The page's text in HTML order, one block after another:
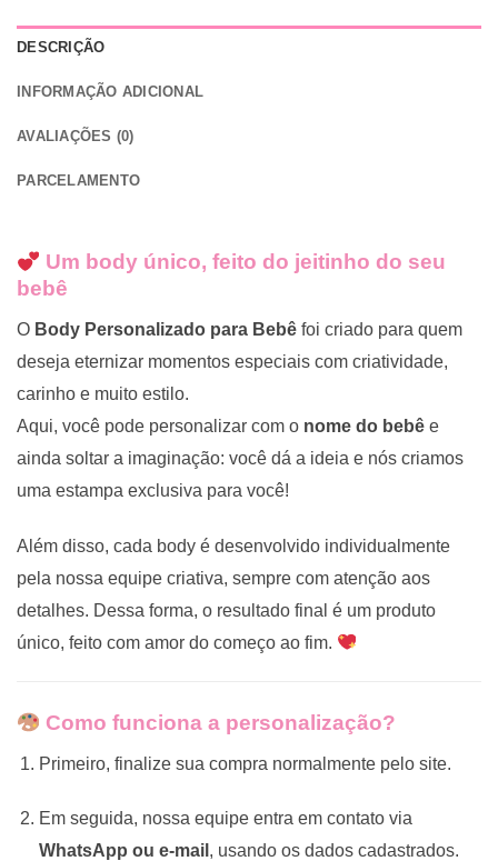
DESCRIÇÃO
INFORMAÇÃO ADICIONAL
AVALIAÇÕES (0)
PARCELAMENTO
Um body único, feito do jeitinho do seu
bebê
O Body Personalizado para Bebê foi criado para quem
deseja eternizar momentos especiais com criatividade,
carinho e muito estilo.
Aqui, você pode personalizar com o nome do bebê e
ainda soltar a imaginação: você dá a ideia e nós criamos
uma estampa exclusiva para você!
Além disso, cada body é desenvolvido individualmente
pela nossa equipe criativa, sempre com atenção aos
detalhes. Dessa forma, o resultado final é um produto
único, feito com amor do começo ao fim.
Como funciona a personalização?
Primeiro, finalize sua compra normalmente pelo site.
Em seguida, nossa equipe entra em contato via
WhatsApp ou e-mail , usando os dados cadastrados.